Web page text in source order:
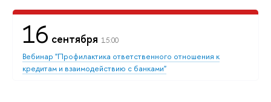
16 сентября 15:00
Вебинар "Профилактика ответственного отношения к
кредитам и взаимодействию с банками"